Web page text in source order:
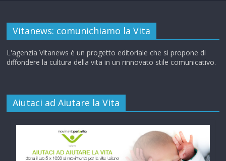
Vitanews: comunichiamo la Vita
L'agenzia Vitanews è un progetto editoriale che si propone di
diffondere la cultura della vita in un rinnovato stile comunicativo.
Aiutaci ad Aiutare la Vita